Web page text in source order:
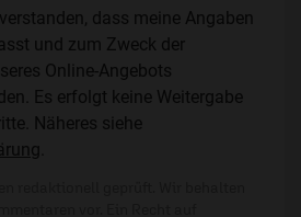
dass meine Angaben
und zum Zweck der
Online-Angebots
Es erfolgt keine Weitergabe
Näheres siehe